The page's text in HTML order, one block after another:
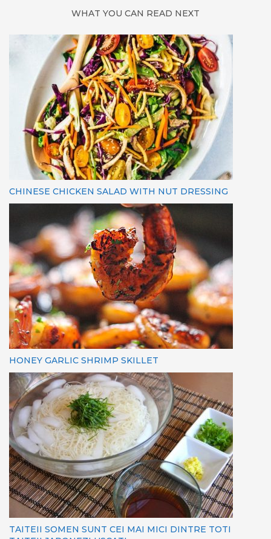
WHAT YOU CAN READ NEXT
CHINESE CHICKEN SALAD WITH NUT DRESSING
HONEY GARLIC SHRIMP SKILLET
TAITEII SOMEN SUNT CEI MAI MICI DINTRE TOTI